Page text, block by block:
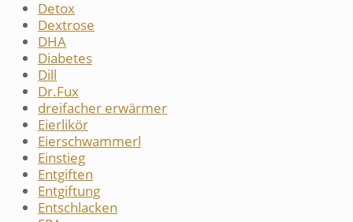
Detox
Dextrose
DHA
Diabetes
Dill
Dr.Fux
dreifacher erwärmer
Eierlikör
Eierschwammerl
Einstieg
Entgiften
Entgiftung
Entschlacken